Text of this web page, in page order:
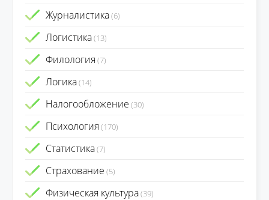
Журналистика(6)
Логистика(13)
Филология (7)
Логика(14)
Налогообложение (30)
Психология (170)
Статистика(7)
Страхование (5)
Физическая культура(39)